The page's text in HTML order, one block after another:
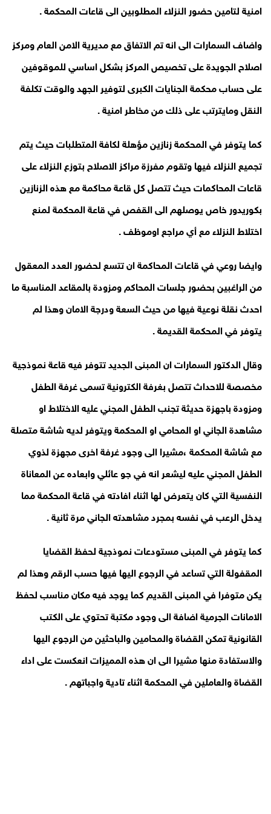
امنية لتامين حضور النزلاء المطلوبين الى قاعات المحكمة .
واضاف السمارات الى انه تم الاتفاق مع مديرية الامن العام ومركز
اصلاح الجويدة على تخصيص المركز بشكل اساسي للموقوفين
على حساب محكمة الجنايات الكبرى لتوفير الجهد والوقت تكلفة
النقل ومايترتب على ذلك من مخاطر امنية .
كما يتوفر في المحكمة زنازين مؤهلة لكافة المتطلبات حيث يتم
تجميع النزلاء فيها وتقوم مفرزة مراكز الاصلاح بتوزع النزلاء على
قاعات المحاكمات حيث تتصل كل قاعة محاكمة مع هذه الزنازين
بكوريدور خاص يوصلهم الى القفص في قاعة المحكمة لمنع
اختلاط النزلاء مع أي مراجع اوموظف .
وايضا روعي في قاعات المحاكمة ان تتسع لحضور العدد المعقول
من الراغبين بحضور جلسات المحاكم ومزودة بالمقاعد المناسبة ما
احدث نقلة نوعية فيها من حيث السعة ودرجة الامان وهذا لم
يتوفر في المحكمة القديمة .
وقال الدكتور السمارات ان المبنى الجديد تتوفر فيه قاعة نموذجية
مخصصة للاحداث تتصل بغرفة الكترونية تسمى غرفة الطفل
ومزودة باجهزة حديثة تجنب الطفل المجني عليه الاختلاط او
مشاهدة الجاني او المحامي او المحكمة ويتوفر لديه شاشة متصلة
مع شاشة المحكمة ،مشيرا الى وجود غرفة اخرى مجهزة لذوي
الطفل المجني عليه ليشعر انه في جو عائلي وابعاده عن المعاناة
النفسية التي كان يتعرض لها اثناء افادته في قاعة المحكمة مما
يدخل الرعب في نفسه بمجرد مشاهدته الجاني مرة ثانية .
كما يتوفر في المبنى مستودعات نموذجية لحفظ القضايا
المقفولة التي تساعد في الرجوع اليها فيها حسب الرقم وهذا لم
يكن متوفرا في المبنى القديم كما يوجد فيه مكان مناسب لحفظ
الامانات الجرمية اضافة الى وجود مكتبة تحتوي على الكتب
القانونية تمكن القضاة والمحامين والباحثين من الرجوع اليها
والاستفادة منها مشيرا الى ان هذه المميزات انعكست على اداء
القضاة والعاملين في المحكمة اثناء تادية واجباتهم .